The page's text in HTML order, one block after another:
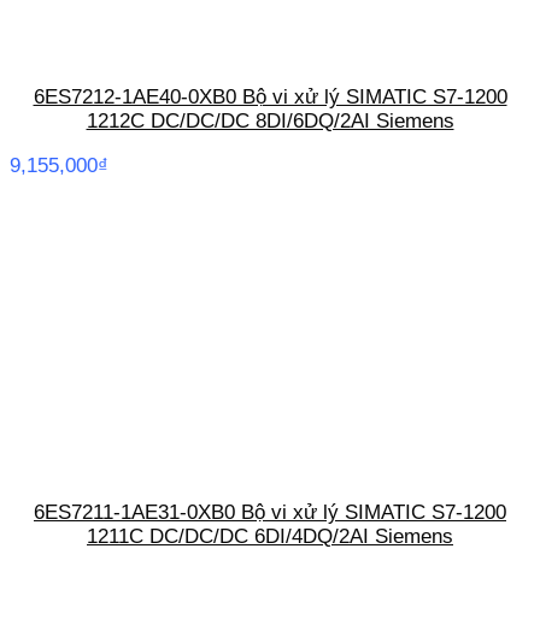
6ES7212-1AE40-0XB0 Bộ vi xử lý SIMATIC S7-1200
1212C DC/DC/DC 8DI/6DQ/2AI Siemens
9,155,000₫
6ES7211-1AE31-0XB0 Bộ vi xử lý SIMATIC S7-1200
1211C DC/DC/DC 6DI/4DQ/2AI Siemens